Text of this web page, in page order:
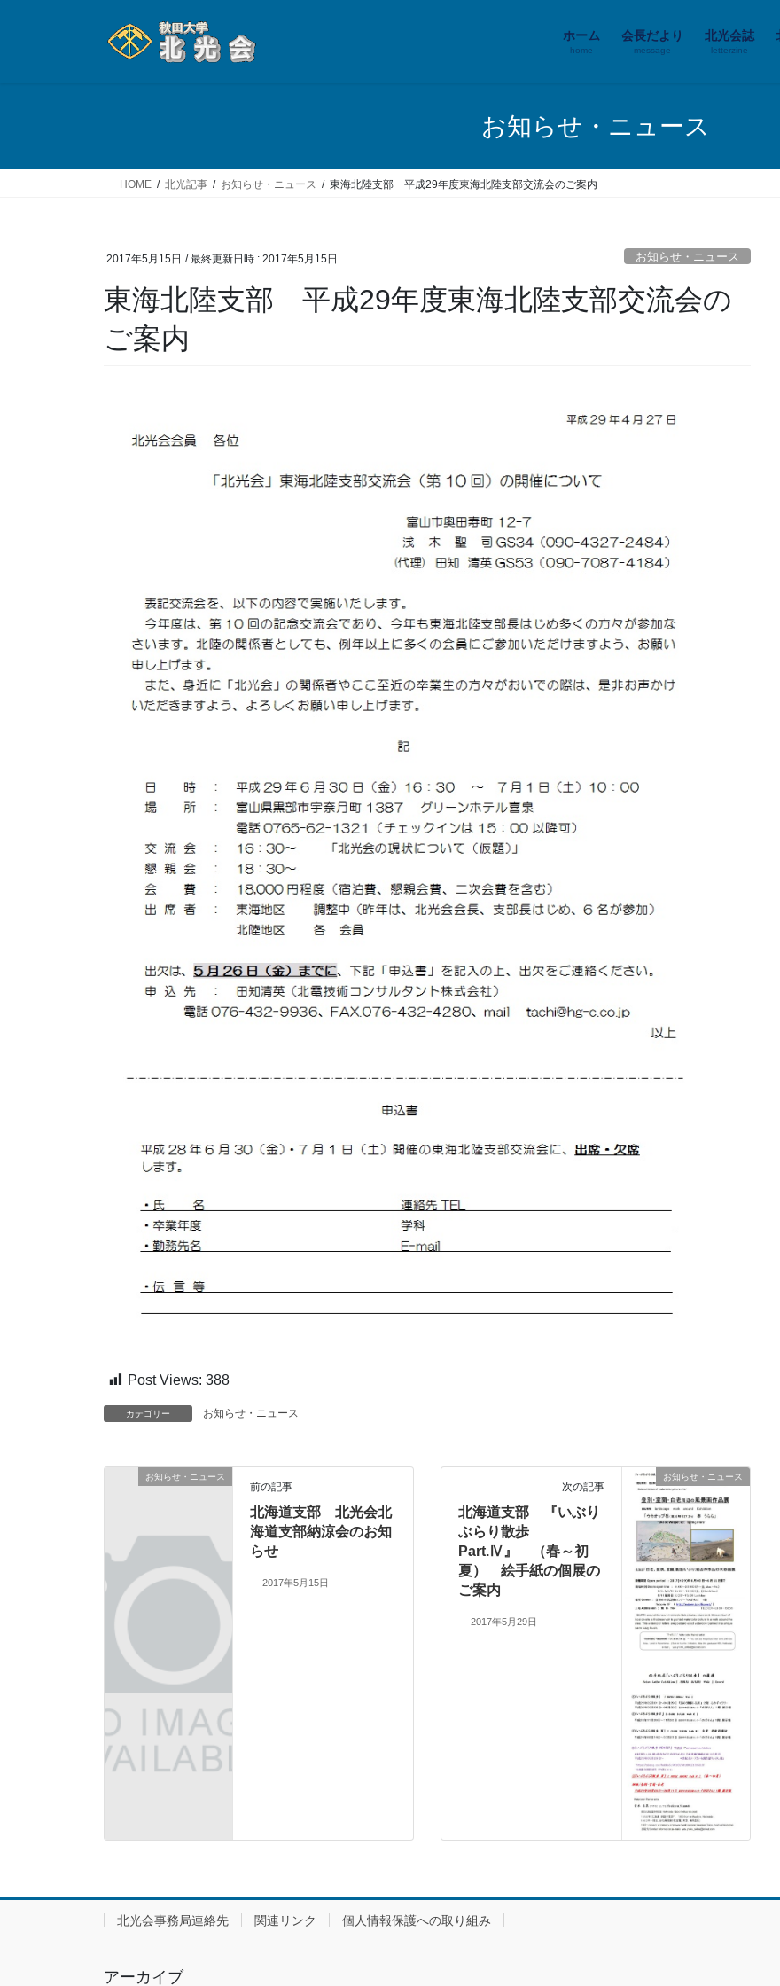
ホーム
home
会長だより
message
北光会誌
letterzine
お知らせ・ニュース
HOME 北光記事 お知らせ・ニュース 東海北陸支部 平成29年度東海北陸支部交流会のご案内
2017年5月15日 / 最終更新日時 : 2017年5月15日 お知らせ・ニュース
東海北陸支部 平成29年度東海北陸支部交流会の
ご案内
Post Views: 388
カテゴリー お知らせ・ニュース
お知らせ・ニュース
前の記事
北海道支部 北光会北
海道支部納涼会のお知
らせ
2017年5月15日
お知らせ・ニュース
次の記事
北海道支部 『いぶり
ぶらり散歩
Part.Ⅳ』 （春～初
夏） 絵手紙の個展の
ご案内
2017年5月29日
北光会事務局連絡先 関連リンク 個人情報保護への取り組み
アーカイブ